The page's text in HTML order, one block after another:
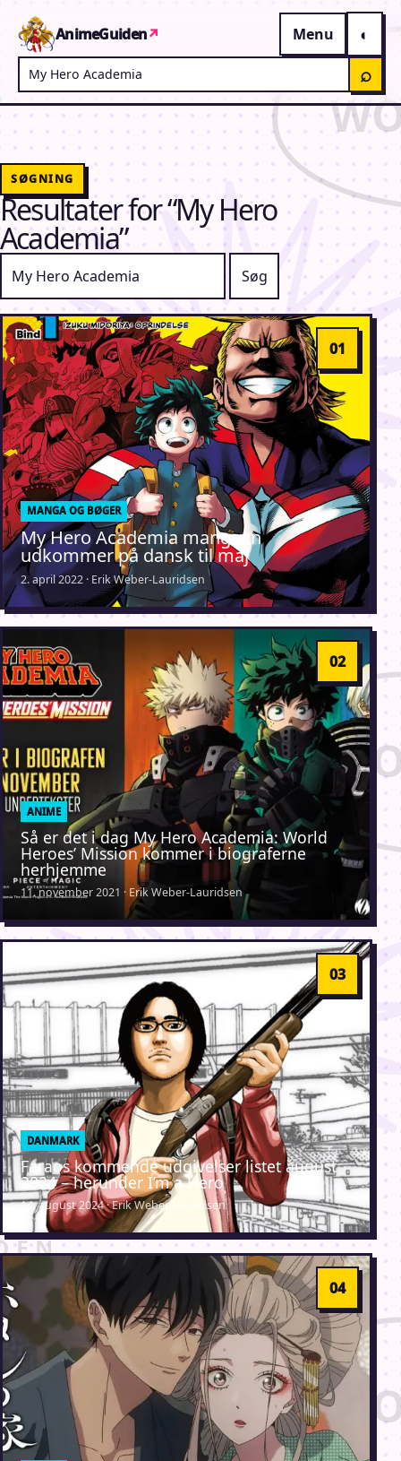
AnimeGuiden↗
Menu
Søg på AnimeGuiden
⌕
SØGNING
Resultater for “My Hero
Academia”
MANGA OG BØGER
My Hero Academia mangaen
udkommer på dansk til maj
2. april 2022 · Erik Weber-Lauridsen
ANIME
Så er det i dag My Hero Academia: World
Heroes’ Mission kommer i biograferne
herhjemme
11. november 2021 · Erik Weber-Lauridsen
DANMARK
Faraos kommende udgivelser listet august
2024 – herunder I’m a Hero
14. august 2024 · Erik Weber-Lauridsen